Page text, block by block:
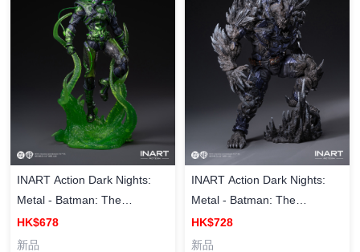
INART Action Dark Nights:
Metal - Batman: The
Dawnbreaker 《黑暗之夜 金
屬》 破曉詭燈 可動人偶
HK$678
新品
INART Action Dark Nights:
Metal - Batman: The
Devastator《黑暗之夜 金屬》
蹂躪者 可動人偶
HK$728
新品